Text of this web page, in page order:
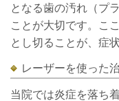
となる歯の汚れ（プ
ことが大切です。こ
とし切ることが、症
レーザーを使った
当院では炎症を落ち